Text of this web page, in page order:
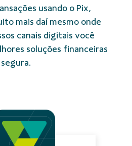
usando o Pix,
mais daí mesmo onde
canais digitais você
soluções financeiras